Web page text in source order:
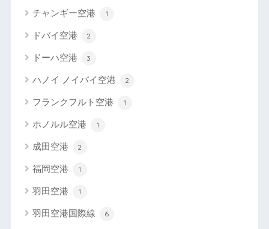
チャンギー空港 1
ドバイ空港 2
ドーハ空港 3
ハノイ ノイバイ空港 2
フランクフルト空港 1
ホノルル空港 1
成田空港 2
福岡空港 1
羽田空港 1
羽田空港国際線 6